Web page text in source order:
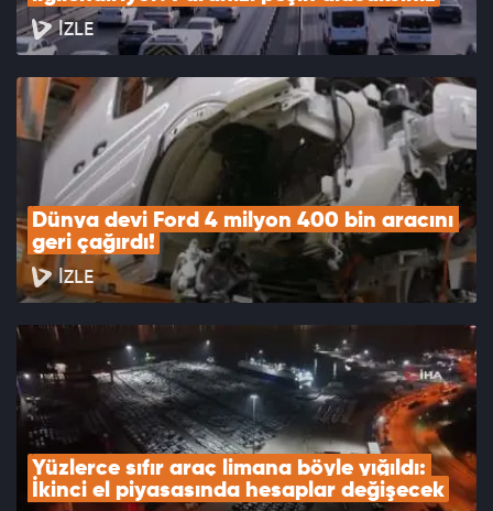
İZLE
Dünya devi Ford 4 milyon 400 bin aracını
geri çağırdı!
İZLE
Yüzlerce sıfır araç limana böyle yığıldı:
İkinci el piyasasında hesaplar değişecek